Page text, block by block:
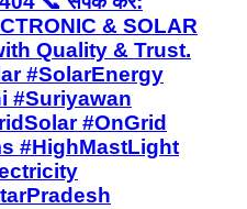
& SOLAR
Quality & Trust.
#SolarEnergy
#Suriyawan
#OnGrid
#HighMastLight